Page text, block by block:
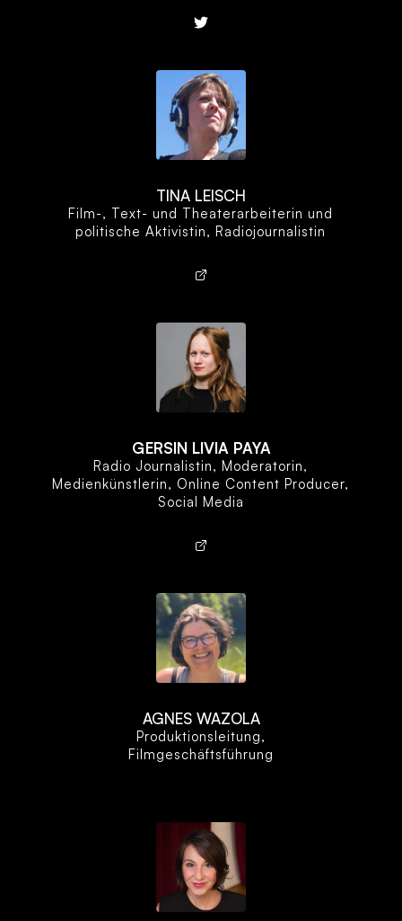
TINA LEISCH
Film-, Text- und Theaterarbeiterin und
politische Aktivistin, Radiojournalistin
GERSIN LIVIA PAYA
Radio Journalistin, Moderatorin,
Medienkünstlerin, Online Content Producer,
Social Media
AGNES WAZOLA
Produktionsleitung,
Filmgeschäftsführung